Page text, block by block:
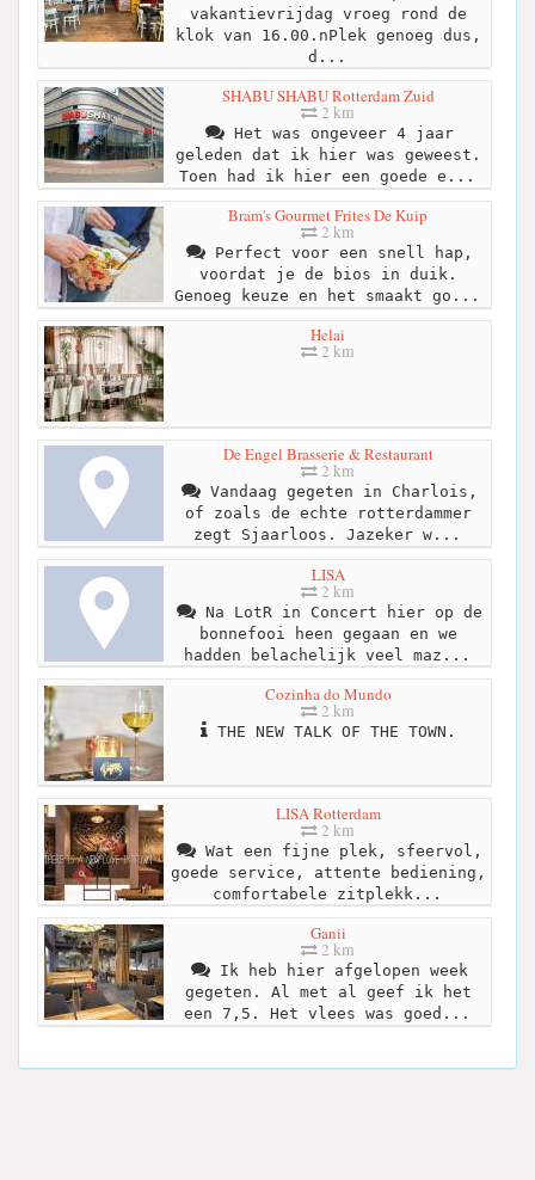
vakantievrijdag vroeg rond de
klok van 16.00.nPlek genoeg dus,
d...
SHABU SHABU Rotterdam Zuid
2 km
Het was ongeveer 4 jaar
geleden dat ik hier was geweest.
Toen had ik hier een goede e...
Bram's Gourmet Frites De Kuip
2 km
Perfect voor een snell hap,
voordat je de bios in duik.
Genoeg keuze en het smaakt go...
Helai
2 km
De Engel Brasserie & Restaurant
2 km
Vandaag gegeten in Charlois,
of zoals de echte rotterdammer
zegt Sjaarloos. Jazeker w...
LISA
2 km
Na LotR in Concert hier op de
bonnefooi heen gegaan en we
hadden belachelijk veel maz...
Cozinha do Mundo
2 km
THE NEW TALK OF THE TOWN.
LISA Rotterdam
2 km
Wat een fijne plek, sfeervol,
goede service, attente bediening,
comfortabele zitplekk...
Ganii
2 km
Ik heb hier afgelopen week
gegeten. Al met al geef ik het
een 7,5. Het vlees was goed...